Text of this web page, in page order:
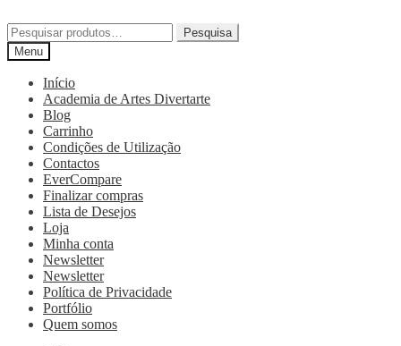
Pesquisa
Menu
Início
Academia de Artes Divertarte
Blog
Carrinho
Condições de Utilização
Contactos
EverCompare
Finalizar compras
Lista de Desejos
Loja
Minha conta
Newsletter
Newsletter
Política de Privacidade
Portfólio
Quem somos